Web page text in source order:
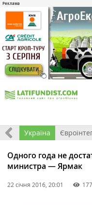
Все Україна
Одного года не
министра — Ярмак
22 січня 2016, 20:01 177